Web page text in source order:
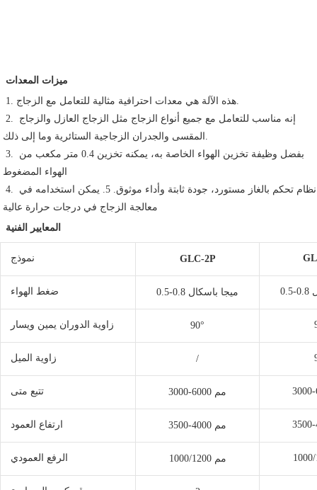
ميزات المعدات
2. إنه مناسب للتعامل مع جميع أنواع الزجاج مثل الزجاج العازل والزجاج
3. بفضل وظيفة تخزين الهواء الخاصة به، يمكنه تخزين 0.4 متر مكعب من
الهواء المضغوط
معالجة الزجاج في درجات حرارة عالية
المعايير الفنية
نموذج GLC-2P
ضغط الهواء 0.5-0.8 ميجا باسكال
زاوية الدوران يمين ويسار 90°
زاوية الميل /
تتبع متى 3000-6000 مم
ارتفاع العمود 3500-4000 مم
الرفع العمودي 1000/1200 مم